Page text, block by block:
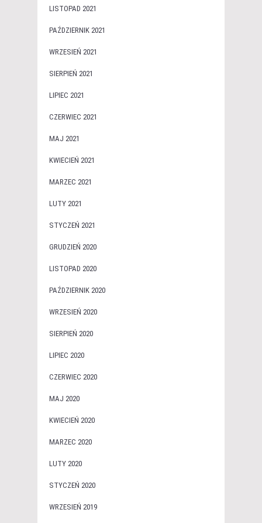
LISTOPAD 2021
PAŹDZIERNIK 2021
WRZESIEŃ 2021
SIERPIEŃ 2021
LIPIEC 2021
CZERWIEC 2021
MAJ 2021
KWIECIEŃ 2021
MARZEC 2021
LUTY 2021
STYCZEŃ 2021
GRUDZIEŃ 2020
LISTOPAD 2020
PAŹDZIERNIK 2020
WRZESIEŃ 2020
SIERPIEŃ 2020
LIPIEC 2020
CZERWIEC 2020
MAJ 2020
KWIECIEŃ 2020
MARZEC 2020
LUTY 2020
STYCZEŃ 2020
WRZESIEŃ 2019